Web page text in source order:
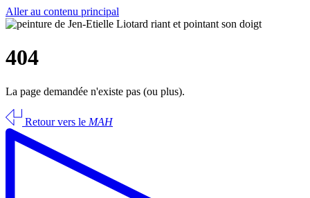
Aller au contenu principal
404
La page demandée n'existe pas (ou plus).
Retour vers le MAH